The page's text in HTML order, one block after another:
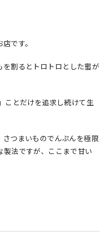
です。
を割るとトロトロとした蜜が
ことだけを追求し続けて生
さつまいものでんぷんを極限
製法ですが、ここまで甘い